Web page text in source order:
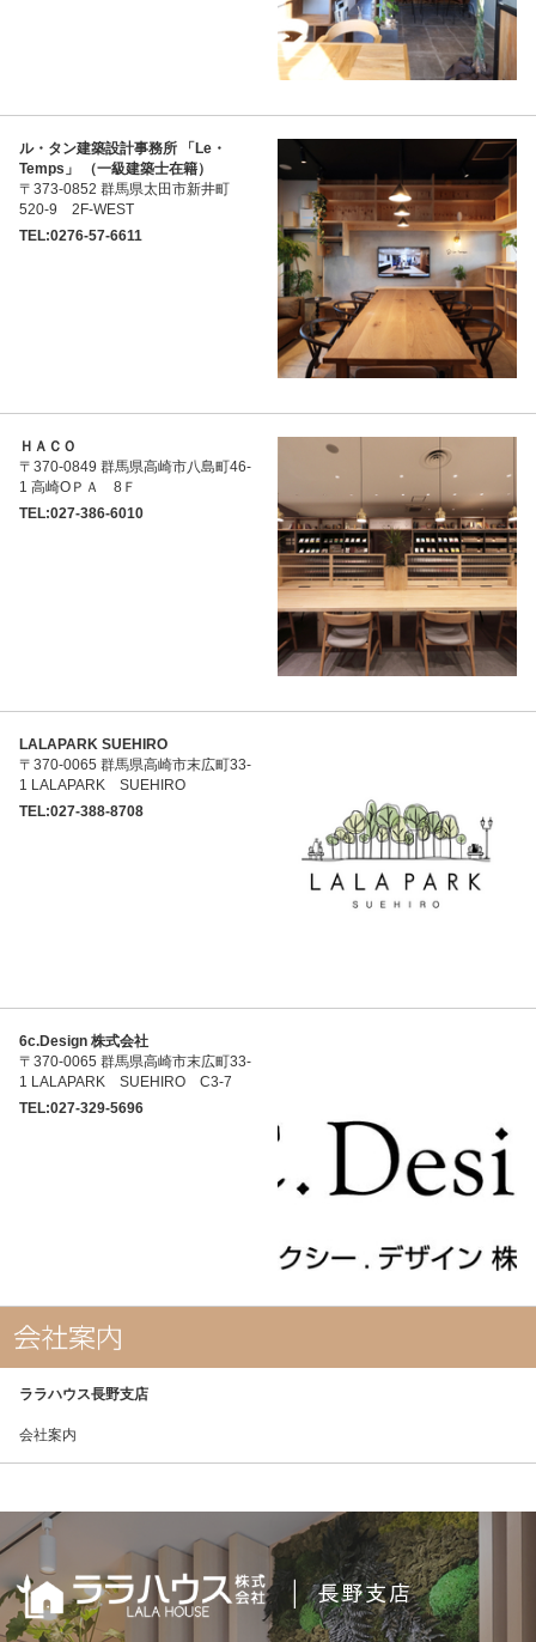
ル・タン建築設計事務所 「Le・
Temps」 （一級建築士在籍）
〒373-0852 群馬県太田市新井町
520-9 2F-WEST
TEL:0276-57-6611
ＨＡＣＯ
〒370-0849 群馬県高崎市八島町46-
1 高崎ОＰＡ 8Ｆ
TEL:027-386-6010
LALAPARK SUEHIRO
〒370-0065 群馬県高崎市末広町33-
1 LALAPARK SUEHIRO
TEL:027-388-8708
6c.Design 株式会社
〒370-0065 群馬県高崎市末広町33-
1 LALAPARK SUEHIRO C3-7
TEL:027-329-5696
ララハウス長野支店
会社案内